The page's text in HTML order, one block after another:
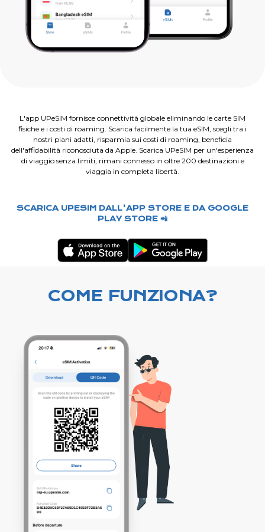
L'app UPeSIM fornisce connettività globale eliminando le carte SIM
fisiche e i costi di roaming. Scarica facilmente la tua eSIM, scegli tra i
nostri piani adatti, risparmia sui costi di roaming, beneficia
dell'affidabilità riconosciuta da Apple. Scarica UPeSIM per un'esperienza
di viaggio senza limiti, rimani connesso in oltre 200 destinazioni e
viaggia in completa libertà.
SCARICA UPESIM DALL'APP STORE E DA GOOGLE
PLAY STORE 📲
COME FUNZIONA?